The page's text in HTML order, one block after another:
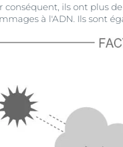
conséquent, ils ont plus
à l'ADN. Ils sont